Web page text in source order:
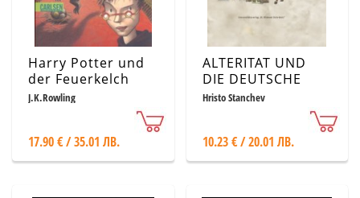
Harry Potter und
der Feuerkelch
J.K.Rowling
17.90 € / 35.01 ЛВ.
ALTERITAT UND
DIE DEUTSCHE
UBERSETZUNG
„BALKANLEGENDEN“,
ANTON
Hristo Stanchev
10.23 € / 20.01 ЛВ.